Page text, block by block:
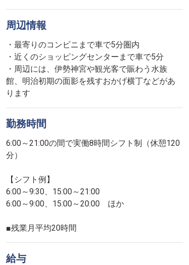
周辺情報
・最寄りのコンビニまで車で5分圏内
・近くのショッピングセンターまで車で5分
・周辺には、伊勢神宮や観光客で賑わう水族
館、明治初期の面影を残すおかげ横丁などがあ
ります
勤務時間
6:00～21:00の間で実働8時間シフト制（休憩120
分）
【シフト例】
6:00～9:30、15:00～21:00
6:00～9:00、15:00～20:00 ほか
■残業月平均20時間
給与